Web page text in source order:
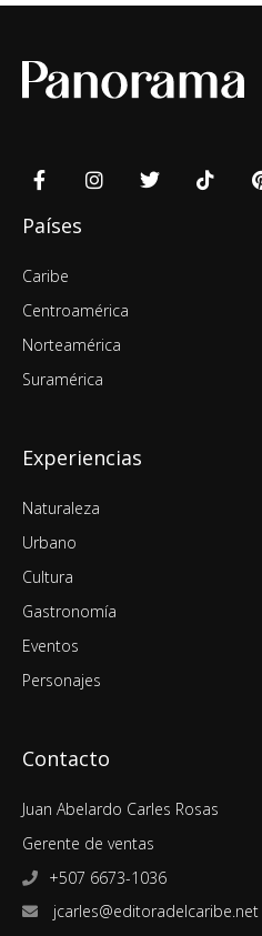
Países
Caribe
Centroamérica
Norteamérica
Suramérica
Experiencias
Naturaleza
Urbano
Cultura
Gastronomía
Eventos
Personajes
Contacto
Juan Abelardo Carles Rosas
Gerente de ventas
+507 6673-1036
jcarles@editoradelcaribe.net